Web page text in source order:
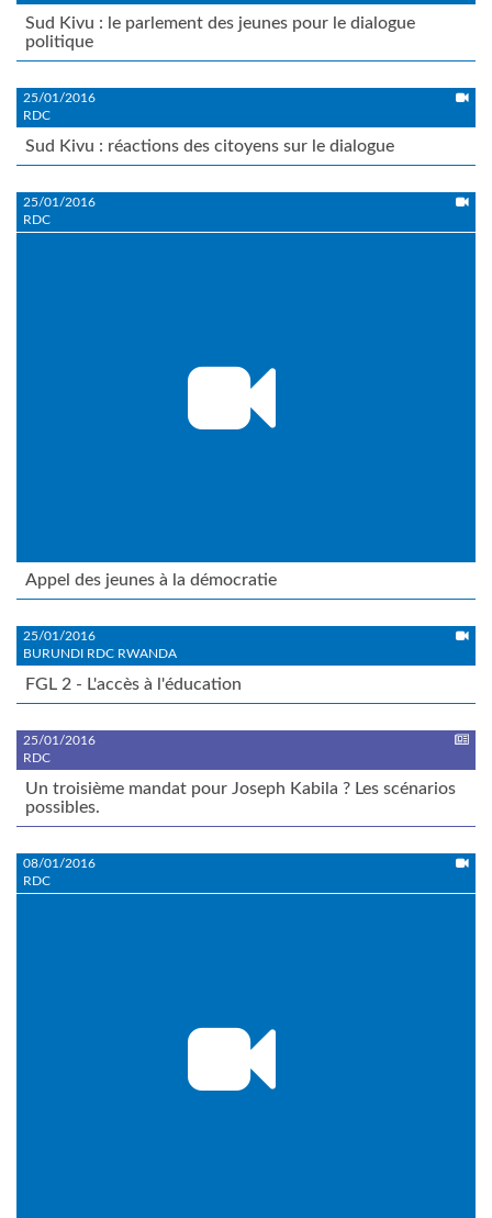
Sud Kivu : le parlement des jeunes pour le dialogue
politique
25/01/2016
RDC
Sud Kivu : réactions des citoyens sur le dialogue
25/01/2016
RDC
Appel des jeunes à la démocratie
25/01/2016
BURUNDI RDC RWANDA
FGL 2 - L'accès à l'éducation
25/01/2016
RDC
Un troisième mandat pour Joseph Kabila ? Les scénarios
possibles.
08/01/2016
RDC